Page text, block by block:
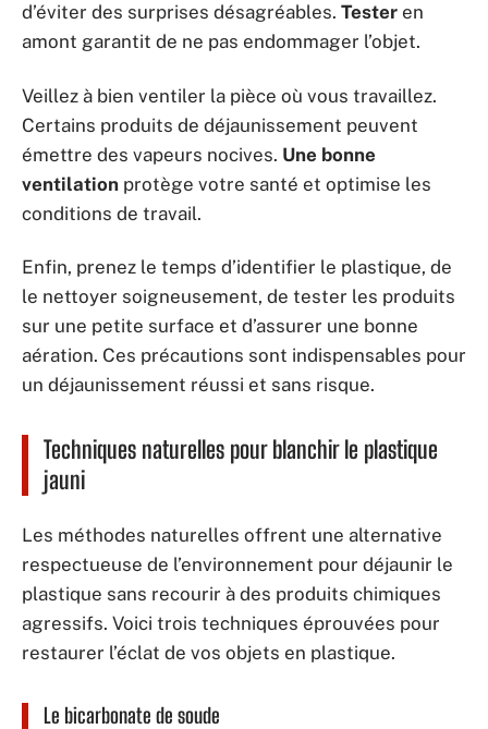
d’éviter des surprises désagréables. Tester en
amont garantit de ne pas endommager l’objet.
Veillez à bien ventiler la pièce où vous travaillez.
Certains produits de déjaunissement peuvent
émettre des vapeurs nocives. Une bonne
ventilation protège votre santé et optimise les
conditions de travail.
Enfin, prenez le temps d’identifier le plastique, de
le nettoyer soigneusement, de tester les produits
sur une petite surface et d’assurer une bonne
aération. Ces précautions sont indispensables pour
un déjaunissement réussi et sans risque.
Techniques naturelles pour blanchir le plastique
jauni
Les méthodes naturelles offrent une alternative
respectueuse de l’environnement pour déjaunir le
plastique sans recourir à des produits chimiques
agressifs. Voici trois techniques éprouvées pour
restaurer l’éclat de vos objets en plastique.
Le bicarbonate de soude